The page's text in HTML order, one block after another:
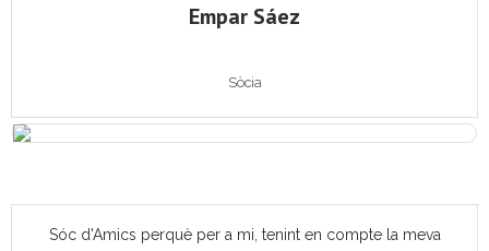
Empar Sáez
Sòcia
Sóc d'Amics perquè per a mi, tenint en compte la meva